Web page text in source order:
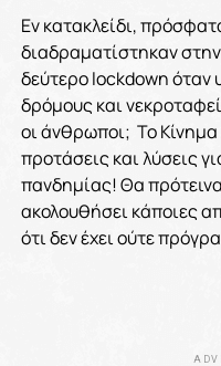
Εν κατακλείδι,
διαδραματίστηκαν
δεύτερο lockdown όταν
δρόμους και
οι άνθρωποι; Το
προτάσεις και λύσεις
πανδημίας! Θα
ακολουθήσει κάποιες
ότι δεν έχει ούτε